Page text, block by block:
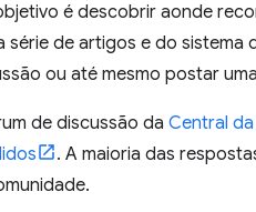
é descobrir aonde
série de artigos e do sistema
ou até mesmo postar
de discussão da Central
. A maioria das